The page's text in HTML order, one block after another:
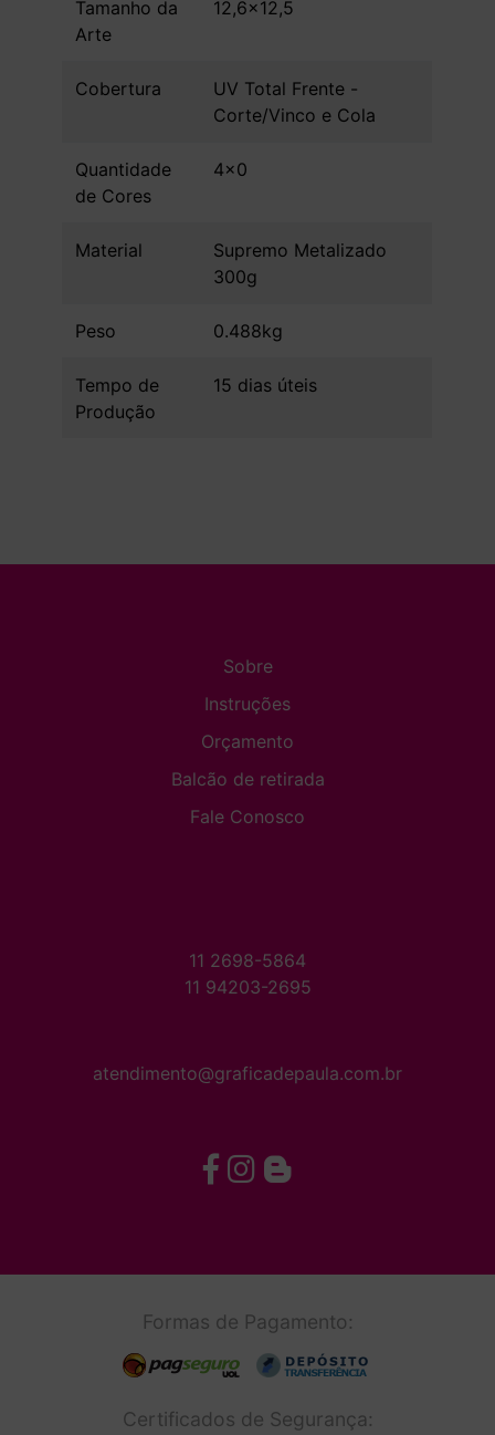
Tamanho da
Arte
12,6x12,5
Cobertura
UV Total Frente -
Corte/Vinco e Cola
Quantidade
de Cores
4x0
Material
Supremo Metalizado
300g
Peso 0.488kg
Tempo de
Produção
15 dias úteis
Sobre
Instruções
Orçamento
Balcão de retirada
Fale Conosco
11 2698-5864
11 94203-2695
atendimento@graficadepaula.com.br
Formas de Pagamento:
Certificados de Segurança: